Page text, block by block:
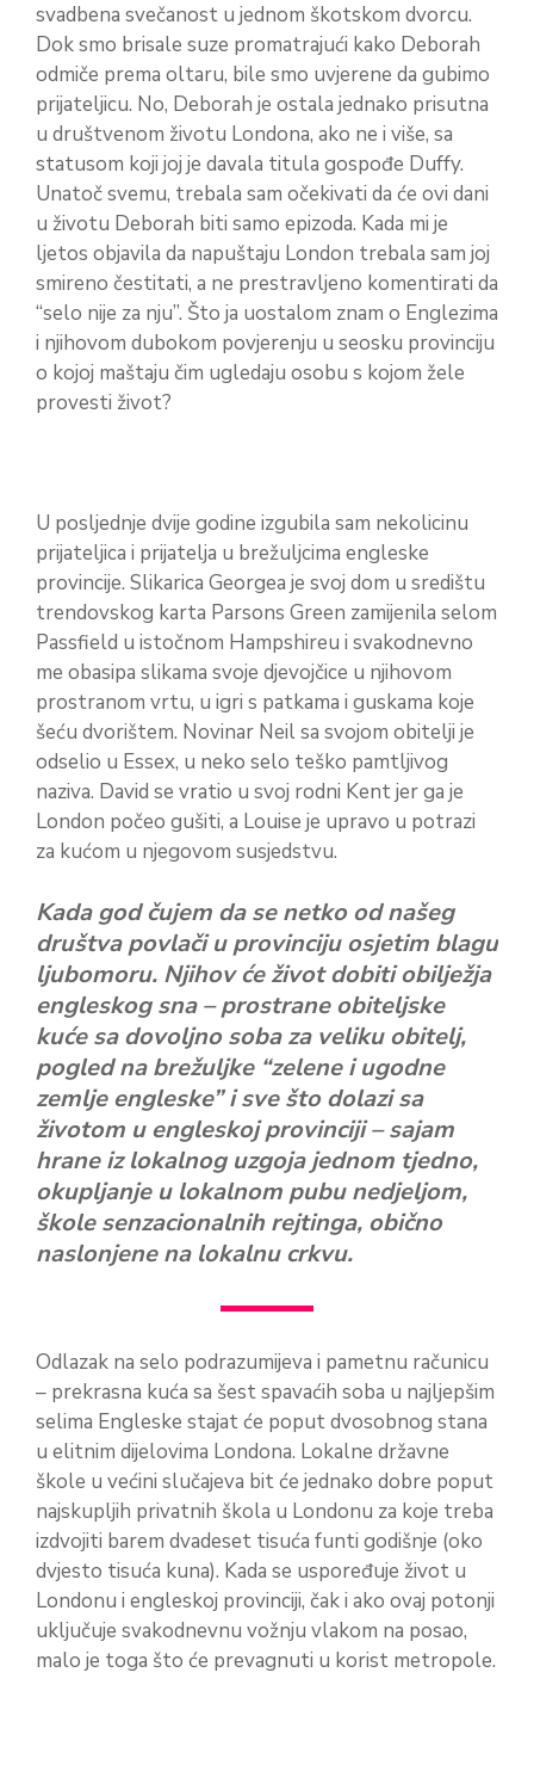
svadbena svečanost u jednom škotskom dvorcu.
Dok smo brisale suze promatrajući kako Deborah
odmiče prema oltaru, bile smo uvjerene da gubimo
prijateljicu. No, Deborah je ostala jednako prisutna
u društvenom životu Londona, ako ne i više, sa
statusom koji joj je davala titula gospođe Duffy.
Unatoč svemu, trebala sam očekivati da će ovi dani
u životu Deborah biti samo epizoda. Kada mi je
ljetos objavila da napuštaju London trebala sam joj
smireno čestitati, a ne prestravljeno komentirati da
“selo nije za nju”. Što ja uostalom znam o Englezima
i njihovom dubokom povjerenju u seosku provinciju
o kojoj maštaju čim ugledaju osobu s kojom žele
provesti život?
U posljednje dvije godine izgubila sam nekolicinu
prijateljica i prijatelja u brežuljcima engleske
provincije. Slikarica Georgea je svoj dom u središtu
trendovskog karta Parsons Green zamijenila selom
Passfield u istočnom Hampshireu i svakodnevno
me obasipa slikama svoje djevojčice u njihovom
prostranom vrtu, u igri s patkama i guskama koje
šeću dvorištem. Novinar Neil sa svojom obitelji je
odselio u Essex, u neko selo teško pamtljivog
naziva. David se vratio u svoj rodni Kent jer ga je
London počeo gušiti, a Louise je upravo u potrazi
za kućom u njegovom susjedstvu.
Kada god čujem da se netko od našeg
društva povlači u provinciju osjetim blagu
ljubomoru. Njihov će život dobiti obilježja
engleskog sna – prostrane obiteljske
kuće sa dovoljno soba za veliku obitelj,
pogled na brežuljke “zelene i ugodne
zemlje engleske” i sve što dolazi sa
životom u engleskoj provinciji – sajam
hrane iz lokalnog uzgoja jednom tjedno,
okupljanje u lokalnom pubu nedjeljom,
škole senzacionalnih rejtinga, obično
naslonjene na lokalnu crkvu.
Odlazak na selo podrazumijeva i pametnu računicu
– prekrasna kuća sa šest spavaćih soba u najljepšim
selima Engleske stajat će poput dvosobnog stana
u elitnim dijelovima Londona. Lokalne državne
škole u većini slučajeva bit će jednako dobre poput
najskupljih privatnih škola u Londonu za koje treba
izdvojiti barem dvadeset tisuća funti godišnje (oko
dvjesto tisuća kuna). Kada se uspoređuje život u
Londonu i engleskoj provinciji, čak i ako ovaj potonji
uključuje svakodnevnu vožnju vlakom na posao,
malo je toga što će prevagnuti u korist metropole.